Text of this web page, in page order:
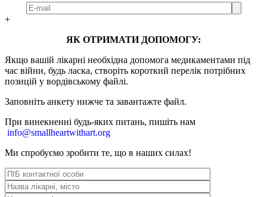
+
ЯК ОТРИМАТИ ДОПОМОГУ:
Якщо вашій лікарні необхідна допомога медикаментами під
час війни, будь ласка, створіть короткий перелік потрібних
позицій у вордівському файлі.
Заповніть анкету нижче та завантажте файл.
При винекненні будь-яких питань, пишіть нам
info@smallheartwithart.org
Ми спробуємо зробити те, що в наших силах!